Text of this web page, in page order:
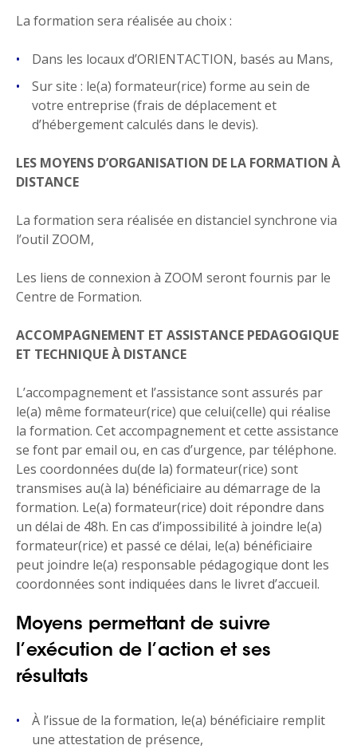
La formation sera réalisée au choix :
Dans les locaux d’ORIENTACTION, basés au Mans,
Sur site : le(a) formateur(rice) forme au sein de
votre entreprise (frais de déplacement et
d’hébergement calculés dans le devis).
LES MOYENS D’ORGANISATION DE LA FORMATION À
DISTANCE
La formation sera réalisée en distanciel synchrone via
l’outil ZOOM,
Les liens de connexion à ZOOM seront fournis par le
Centre de Formation.
ACCOMPAGNEMENT ET ASSISTANCE PEDAGOGIQUE
ET TECHNIQUE À DISTANCE
L’accompagnement et l’assistance sont assurés par
le(a) même formateur(rice) que celui(celle) qui réalise
la formation. Cet accompagnement et cette assistance
se font par email ou, en cas d’urgence, par téléphone.
Les coordonnées du(de la) formateur(rice) sont
transmises au(à la) bénéficiaire au démarrage de la
formation. Le(a) formateur(rice) doit répondre dans
un délai de 48h. En cas d’impossibilité à joindre le(a)
formateur(rice) et passé ce délai, le(a) bénéficiaire
peut joindre le(a) responsable pédagogique dont les
coordonnées sont indiquées dans le livret d’accueil.
Moyens permettant de suivre
l’exécution de l’action et ses
résultats
À l’issue de la formation, le(a) bénéficiaire remplit
une attestation de présence,